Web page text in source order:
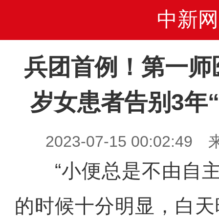
中新网
兵团首例！第一
岁女患者告别3年
2023-07-15 00:02:49
“小便总是不由自主
的时候十分明显，白